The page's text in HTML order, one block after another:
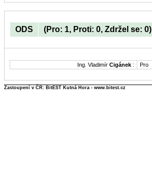
ODS (Pro: 1, Proti: 0, Zdržel se: 0)
Ing. Vladimír Cigánek : Pro
Zastoupení v ČR: BitEST Kutná Hora - www.bitest.cz